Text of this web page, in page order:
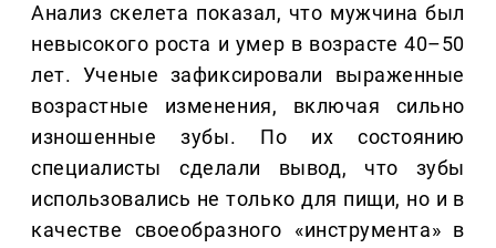
Анализ скелета показал, что мужчина был
невысокого роста и умер в возрасте 40–50
лет. Ученые зафиксировали выраженные
возрастные изменения, включая сильно
изношенные зубы. По их состоянию
специалисты сделали вывод, что зубы
использовались не только для пищи, но и в
качестве своеобразного «инструмента» в